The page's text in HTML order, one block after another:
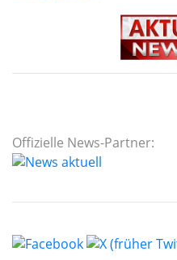
Offizielle News-Partner: